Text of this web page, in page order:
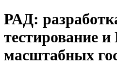
РАД:
тестирование и
масштабных